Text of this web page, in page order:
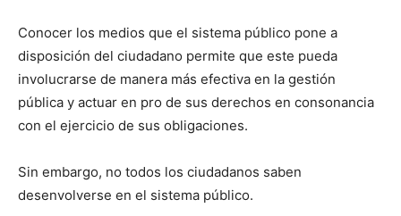
Conocer los medios que el sistema público pone a
disposición del ciudadano permite que este pueda
involucrarse de manera más efectiva en la gestión
pública y actuar en pro de sus derechos en consonancia
con el ejercicio de sus obligaciones.
Sin embargo, no todos los ciudadanos saben
desenvolverse en el sistema público.